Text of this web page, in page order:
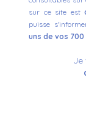
sur ce site est
puisse
uns de vos
Je